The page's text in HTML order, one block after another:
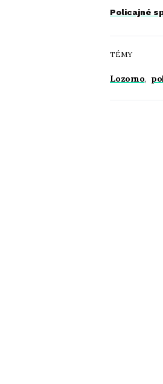
Policajné
TÉMY
Lozorno,